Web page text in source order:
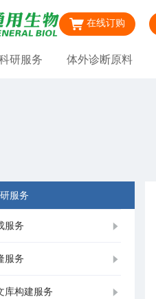
在线订购
研服务 体外诊断原料
服务
服务
服务
库构建服务